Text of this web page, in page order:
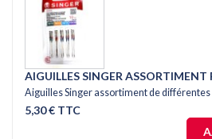
AIGUILLES SINGER
Aiguilles Singer assortiment de différentes
5,30 € TTC